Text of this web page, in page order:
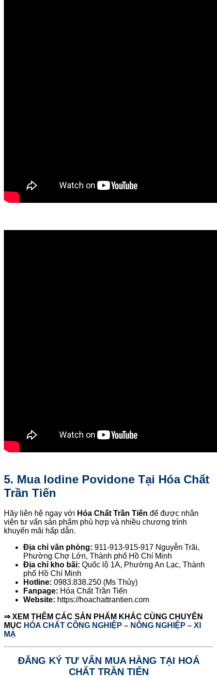
5. Mua Iodine Povidone Tại Hóa Chất
Trần Tiến
Hãy liên hệ ngay với Hóa Chất Trần Tiến để được nhân
viên tư vấn sản phẩm phù hợp và nhiều chương trình
khuyến mãi hấp dẫn.
Địa chỉ văn phòng: 911-913-915-917 Nguyễn Trãi,
Phường Chợ Lớn, Thành phố Hồ Chí Minh
Địa chỉ kho bãi: Quốc lộ 1A, Phường An Lạc, Thành
phố Hồ Chí Minh
Hotline: 0983.838.250 (Ms Thủy)
Fanpage: Hóa Chất Trần Tiến
Website: https://hoachattrantien.com
⇒ XEM THÊM CÁC SẢN PHẨM KHÁC CÙNG CHUYÊN
MỤC HÓA CHẤT CÔNG NGHIỆP – NÔNG NGHIỆP – XI
MẠ
ĐĂNG KÝ TƯ VẤN MUA HÀNG TẠI HOÁ
CHẤT TRẦN TIẾN